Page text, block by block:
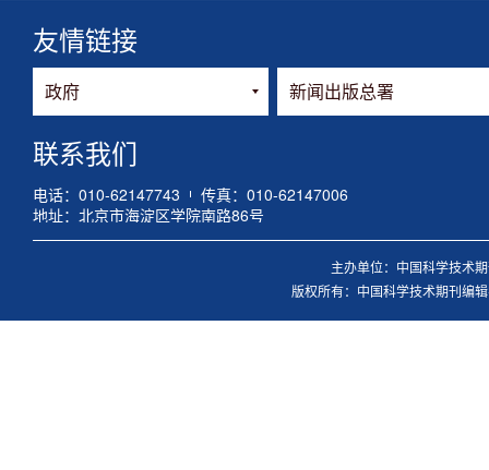
友情链接
联系我们
电话：010-62147743
传真：010-62147006
地址：北京市海淀区学院南路86号
主办单位：中国科学技术
版权所有：中国科学技术期刊编